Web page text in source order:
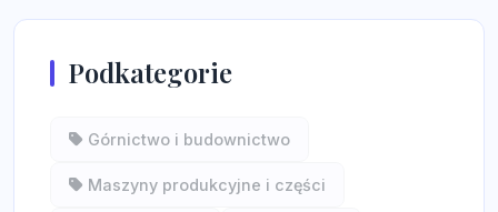
Podkategorie
Górnictwo i budownictwo
Maszyny produkcyjne i części